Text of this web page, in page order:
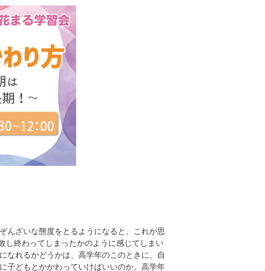
んざいな態度をとるようになると、これが思
終わってしまったかのように感じてしまい
れるかどうかは、高学年のこのときに、自
子どもとかかわっていけばいいのか。高学年